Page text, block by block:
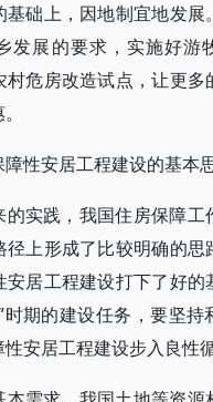
基础上，因地制宜地发展
发展的要求，实施好游
村危房改造试点，让更多
性安居工程建设的基本
的实践，我国住房保障工
径上形成了比较明确的思
安居工程建设打下了好的
时期的建设任务，要坚持
安居工程建设步入良性循